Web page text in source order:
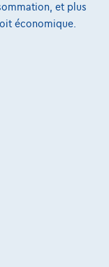
et plus
économique.